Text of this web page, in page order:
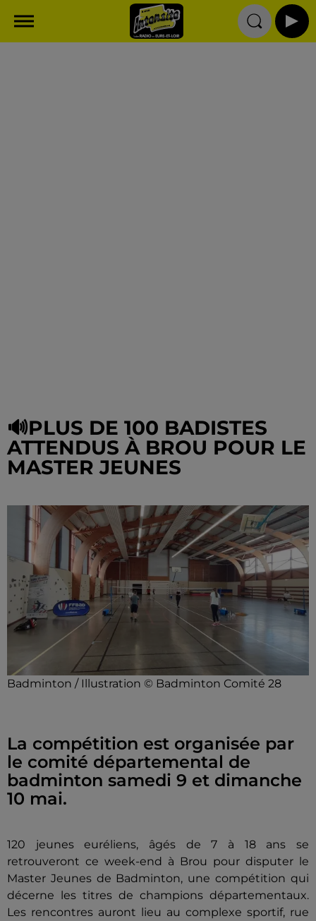
🔊PLUS DE 100 BADISTES
ATTENDUS À BROU POUR LE
MASTER JEUNES
Badminton / Illustration © Badminton Comité 28
La compétition est organisée par
le comité départemental de
badminton samedi 9 et dimanche
10 mai.
120 jeunes euréliens, âgés de 7 à 18 ans se
retrouveront ce week-end à Brou pour disputer le
Master Jeunes de Badminton, une compétition qui
décerne les titres de champions départementaux.
Les rencontres auront lieu au complexe sportif, rue